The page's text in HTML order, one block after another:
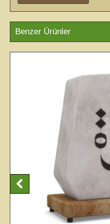
Benzer Ürünler